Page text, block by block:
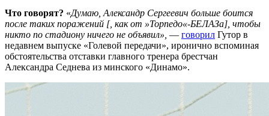
Что говорят? «Думаю, Александр Сергеевич больше боится
после таких поражений [, как от »Торпедо«-БЕЛАЗа], чтобы
никто по стадиону ничего не объявил», — говорил Гутор в
недавнем выпуске «Голевой передачи», иронично вспоминая
обстоятельства отставки главного тренера брестчан
Александра Седнева из минского «Динамо».